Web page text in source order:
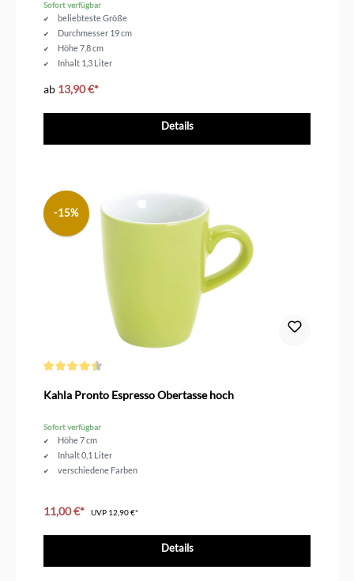
Sofort verfügbar
beliebteste Größe
Durchmesser 19 cm
Höhe 7,8 cm
Inhalt 1,3 Liter
ab 13,90 €*
Details
-15%
Kahla Pronto Espresso Obertasse hoch
Sofort verfügbar
Höhe 7 cm
Inhalt 0,1 Liter
verschiedene Farben
11,00 €* UVP 12,90 €*
Details